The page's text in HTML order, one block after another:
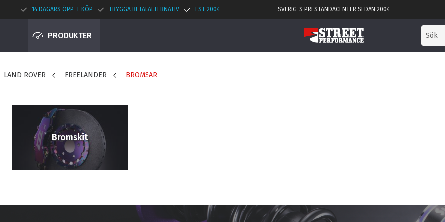
14 DAGARS ÖPPET KÖP TRYGGA BETALALTERNATIV EST 2004 SVERIGES PRESTANDACENTER SEDAN 2004
PRODUKTER
LAND ROVER FREELANDER BROMSAR
Bromskit